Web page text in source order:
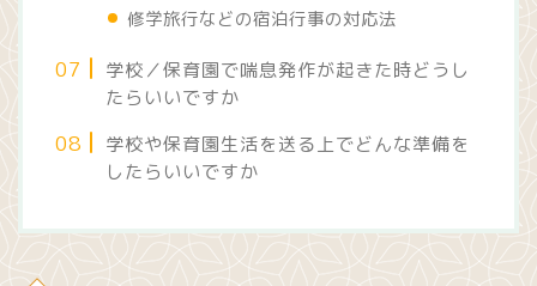
修学旅行などの宿泊行事の対応法
学校／保育園で喘息発作が起きた時どうし
たらいいですか
学校や保育園生活を送る上でどんな準備を
したらいいですか